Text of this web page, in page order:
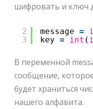
шифровать и ключ
2
3
message =
key = int (
В переменной
сообщение,
будет храниться
нашего алфавита.